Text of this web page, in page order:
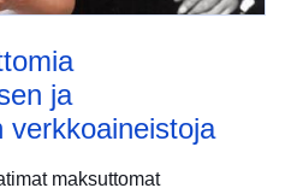
ja
verkkoaineistoja
maksuttomat